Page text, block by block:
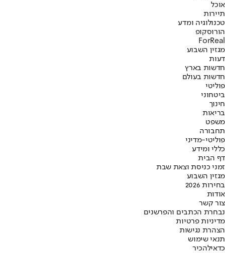
אוכל
תיירות
טכנולוגיה ומדע
הורוסקופ
ForReal
מגזין השבוע
דעות
חדשות בארץ
חדשות בעולם
פוליטי
ביטחוני
חינוך
בריאות
משפט
תחבורה
פוליטי-מדיני
כללי ומידע
דף הבית
זמני כניסת וצאת שבת
מגזין השבוע
בחירות 2026
אודות
צור קשר
נבחרת הכתבים והפרשנים
מדיניות פרטיות
הצהרת נגישות
תנאי שימוש
כדאילהכיר